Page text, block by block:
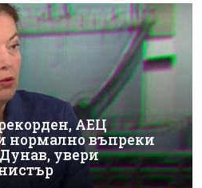
АЕЦ
нормално въпреки
увери